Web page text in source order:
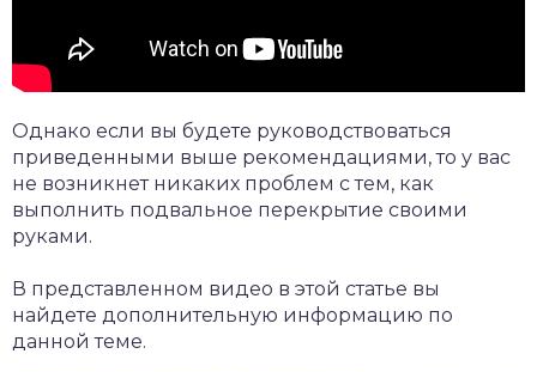
Однако если вы будете руководствоваться
приведенными выше рекомендациями, то у вас
не возникнет никаких проблем с тем, как
выполнить подвальное перекрытие своими
руками.
В представленном видео в этой статье вы
найдете дополнительную информацию по
данной теме.